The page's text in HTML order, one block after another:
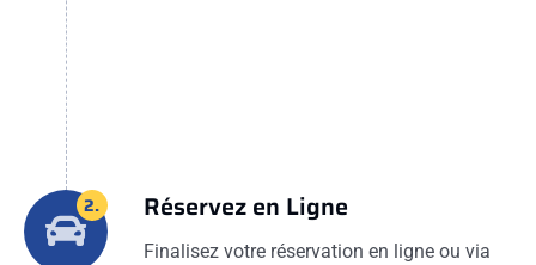
2. Réservez en Ligne
Finalisez votre réservation en ligne ou via